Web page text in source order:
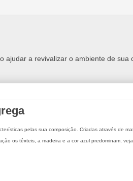
ajudar a revivalizar o ambiente de sua
pelas sua composição. Criadas através de
os têxteis, a madeira e a cor azul predominam,